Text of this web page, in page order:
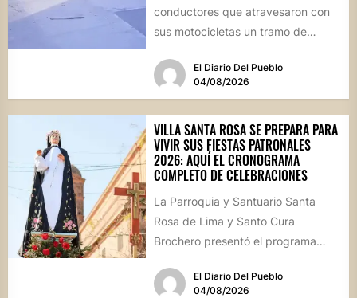
conductores que atravesaron con
sus motocicletas un tramo de
calle...
El Diario Del Pueblo
04/08/2026
VILLA SANTA ROSA SE PREPARA PARA
VIVIR SUS FIESTAS PATRONALES
2026: AQUÍ EL CRONOGRAMA
COMPLETO DE CELEBRACIONES
La Parroquia y Santuario Santa
Rosa de Lima y Santo Cura
Brochero presentó el programa
El Diario Del Pueblo
04/08/2026